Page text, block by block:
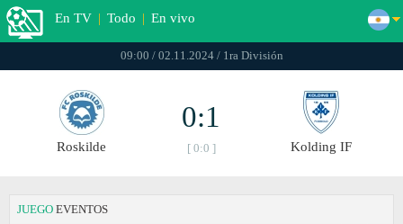
En TV | Todo | En vivo
09:00 / 02.11.2024 / 1ra División
Roskilde
0:1
[ 0:0 ] Kolding IF
JUEGO EVENTOS